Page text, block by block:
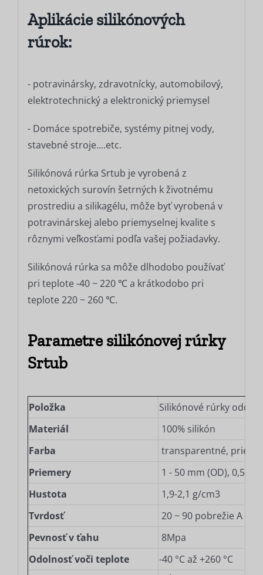
Aplikácie silikónových
rúrok:
- potravinársky, zdravotnícky, automobilový,
elektrotechnický a elektronický priemysel
- Domáce spotrebiče, systémy pitnej vody,
stavebné stroje....etc.
Silikónová rúrka Srtub je vyrobená z
netoxických surovín šetrných k životnému
prostrediu a silikagélu, môže byť vyrobená v
potravinárskej alebo priemyselnej kvalite s
rôznymi veľkosťami podľa vašej požiadavky.
Silikónová rúrka sa môže dlhodobo používať
pri teplote -40 ~ 220 ℃ a krátkodobo pri
teplote 220 ~ 260 ℃.
Parametre silikónovej rúrky
Srtub
Položka
Silikónové rúrky
Materiál
100% silikón
Farba
transparentné,
Priemery
1 - 50 mm (OD), 0,5 -
Hustota
1,9-2,1 g/cm3
Tvrdosť
20 ~ 90 pobrežie A
Pevnosť v ťahu
8Mpa
Odolnosť voči teplote
-40 °C až +260 °C